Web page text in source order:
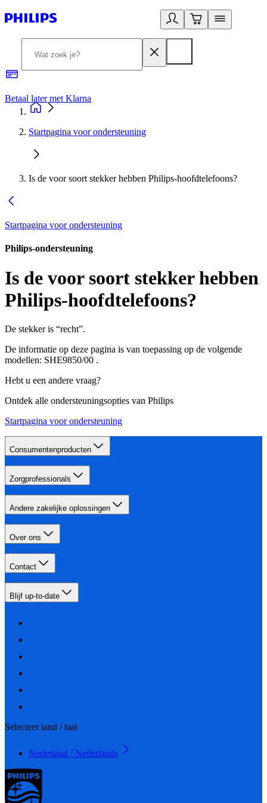
Betaal later met Klarna
Startpagina voor ondersteuning
Is de voor soort stekker hebben Philips-hoofdtelefoons?
Startpagina voor ondersteuning
Philips-ondersteuning
Is de voor soort stekker hebben
Philips-hoofdtelefoons?
De stekker is “recht”.
De informatie op deze pagina is van toepassing op de volgende
modellen: SHE9850/00 .
Hebt u een andere vraag?
Ontdek alle ondersteuningsopties van Philips
Startpagina voor ondersteuning
Consumentenproducten
Zorgprofessionals
Andere zakelijke oplossingen
Over ons
Contact
Blijf up-to-date
Selecteer land / taal
Nederland / Nederlands